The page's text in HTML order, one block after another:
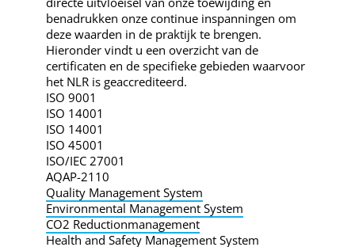
benadrukken onze continue inspanningen om
deze waarden in de praktijk te brengen.
Hieronder vindt u een overzicht van de
certificaten en de specifieke gebieden waarvoor
het NLR is geaccrediteerd.
ISO 9001
ISO 14001
ISO 14001
ISO 45001
ISO/IEC 27001
AQAP-2110
Quality Management System
Environmental Management System
CO2 Reductionmanagement
Health and Safety Management System